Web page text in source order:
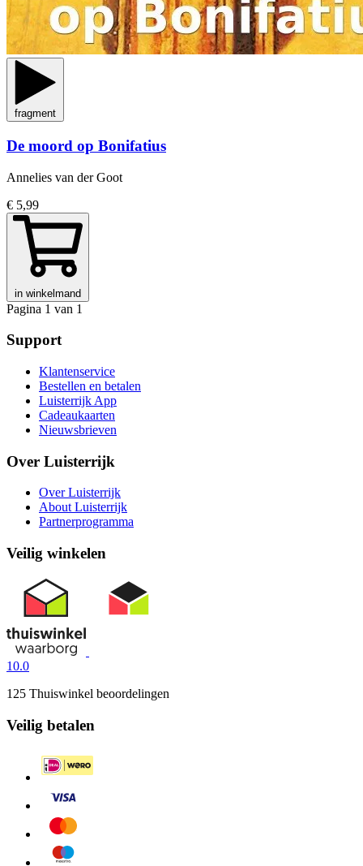
fragment
De moord op Bonifatius
Annelies van der Goot
€ 5,99
in winkelmand
Pagina 1 van 1
Support
Klantenservice
Bestellen en betalen
Luisterrijk App
Cadeaukaarten
Nieuwsbrieven
Over Luisterrijk
Over Luisterrijk
About Luisterrijk
Partnerprogramma
Veilig winkelen
10.0
125 Thuiswinkel beoordelingen
Veilig betalen